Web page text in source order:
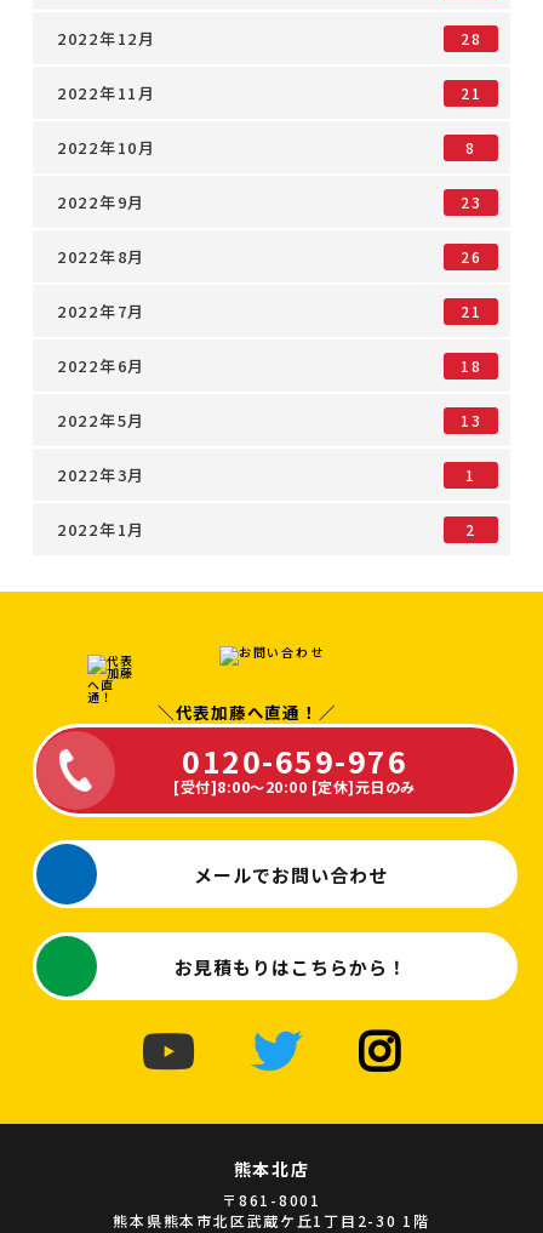
2022年12月 28
2022年11月 21
2022年10月 8
2022年9月 23
2022年8月 26
2022年7月 21
2022年6月 18
2022年5月 13
2022年3月 1
2022年1月 2
＼代表加藤へ直通！／
0120-659-976
[受付]8:00～20:00 [定休]元日のみ
メールでお問い合わせ
お見積もりはこちらから！
熊本北店
〒861-8001
熊本県熊本市北区武蔵ケ丘1丁目2-30 1階